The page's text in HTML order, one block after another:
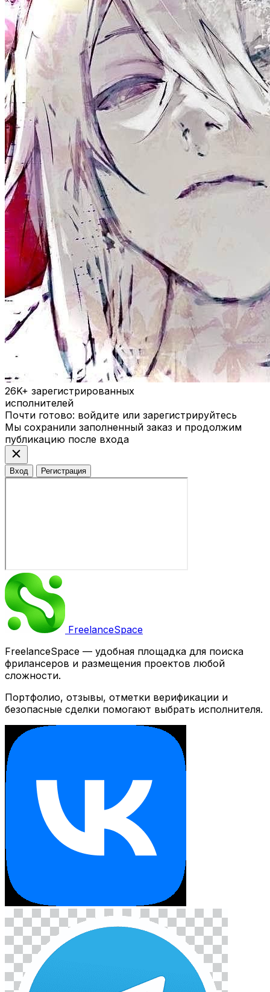
26K+ зарегистрированных
исполнителей
Почти готово: войдите или зарегистрируйтесь
Мы сохранили заполненный заказ и продолжим
публикацию после входа
close
Вход Регистрация
FreelanceSpace
FreelanceSpace — удобная площадка для поиска
фрилансеров и размещения проектов любой
сложности.
Портфолио, отзывы, отметки верификации и
безопасные сделки помогают выбрать исполнителя.